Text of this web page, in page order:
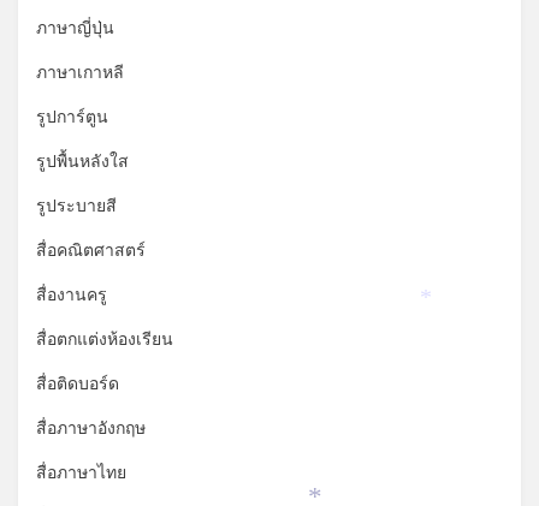
ภาษาญี่ปุ่น
ภาษาเกาหลี
รูปการ์ตูน
รูปพื้นหลังใส
รูประบายสี
สื่อคณิตศาสตร์
สื่องานครู
สื่อตกแต่งห้องเรียน
สื่อติดบอร์ด
สื่อภาษาอังกฤษ
สื่อภาษาไทย